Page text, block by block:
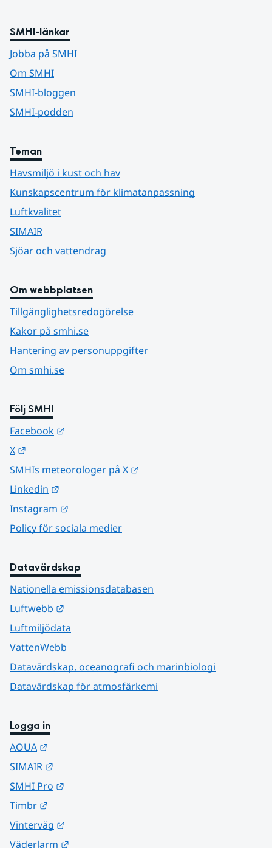
SMHI-länkar
Jobba på SMHI
Om SMHI
SMHI-bloggen
SMHI-podden
Teman
Havsmiljö i kust och hav
Kunskapscentrum för klimatanpassning
Luftkvalitet
SIMAIR
Sjöar och vattendrag
Om webbplatsen
Tillgänglighetsredogörelse
Kakor på smhi.se
Hantering av personuppgifter
Om smhi.se
Följ SMHI
Facebook
X
SMHIs meteorologer på X
Linkedin
Instagram
Policy för sociala medier
Datavärdskap
Nationella emissionsdatabasen
Luftwebb
Luftmiljödata
VattenWebb
Datavärdskap, oceanografi och marinbiologi
Datavärdskap för atmosfärkemi
Logga in
AQUA
SIMAIR
SMHI Pro
Timbr
Vinterväg
Väderlarm